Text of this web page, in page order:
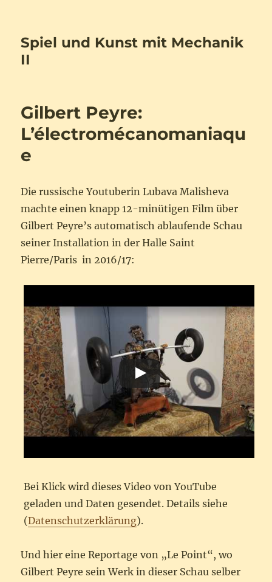
Spiel und Kunst mit Mechanik
II
Gilbert Peyre:
L’électromécanomaniaqu
e
Die russische Youtuberin Lubava Malisheva
machte einen knapp 12-minütigen Film über
Gilbert Peyre’s automatisch ablaufende Schau
seiner Installation in der Halle Saint
Pierre/Paris in 2016/17:
Bei Klick wird dieses Video von YouTube
geladen und Daten gesendet. Details siehe
(Datenschutzerklärung).
Und hier eine Reportage von „Le Point“, wo
Gilbert Peyre sein Werk in dieser Schau selber